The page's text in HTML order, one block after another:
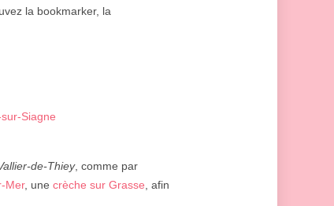
la bookmarker, la
Siagne
de-Thiey, comme par
Mer, une crèche sur Grasse, afin